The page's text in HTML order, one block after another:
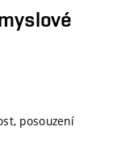
posouzení